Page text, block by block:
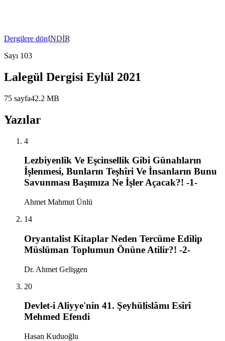
Dergilere dönİNDİR
Sayı 103
Lalegül Dergisi Eylül 2021
75 sayfa42.2 MB
Yazılar
4
Lezbiyenlik Ve Eşcinsellik Gibi Günahların
İşlenmesi, Bunların Teşhîri Ve İnsanların Bunu
Savunması Başımıza Ne İşler Açacak?! -1-
Ahmet Mahmut Ünlü
14
Oryantalist Kitaplar Neden Tercüme Edilip
Müslüman Toplumun Önüne Atilir?! -2-
Dr. Ahmet Gelişgen
20
Devlet-i Aliyye'nin 41. Şeyhülislâmı Esîrî
Mehmed Efendi
Hasan Kuduoğlu